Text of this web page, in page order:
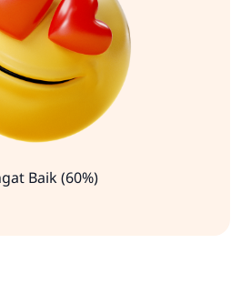
Baik (60%)